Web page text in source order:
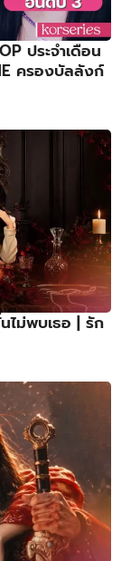
ประจำเดือน
ครองบัลลังก์
ไม่พบเธอ | รัก